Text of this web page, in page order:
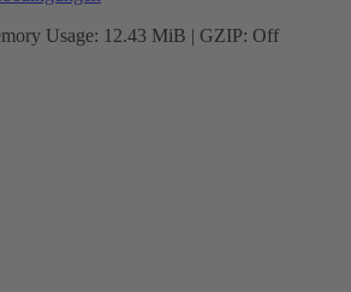
Usage: 12.43 MiB | GZIP: Off